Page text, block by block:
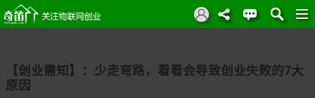
【创业需知】：少走弯路，看看会导致创业失败的7大
原因